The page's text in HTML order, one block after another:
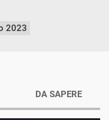
2023
DA SAPERE